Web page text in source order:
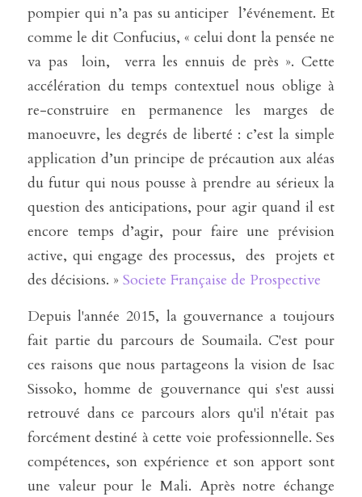
pompier qui n’a pas su anticiper  l’événement. Et
comme le dit Confucius, « celui dont la pensée ne
va pas  loin,  verra les ennuis de près ». Cette
accélération du temps contextuel nous oblige à
re-construire en permanence les marges de
manoeuvre, les degrés de liberté : c’est la simple
application d’un principe de précaution aux aléas
du futur qui nous pousse à prendre au sérieux la
question des anticipations, pour agir quand il est
encore temps d’agir, pour faire une prévision
active, qui engage des processus,  des  projets et
des décisions. » Societe Française de Prospective
Depuis l'année 2015, la gouvernance a toujours
fait partie du parcours de Soumaila. C'est pour
ces raisons que nous partageons la vision de Isac
Sissoko, homme de gouvernance qui s'est aussi
retrouvé dans ce parcours alors qu'il n'était pas
forcément destiné à cette voie professionnelle. Ses
compétences, son expérience et son apport sont
une valeur pour le Mali. Après notre échange